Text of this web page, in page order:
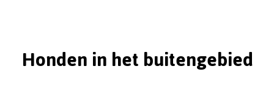
Honden in het buitengebied